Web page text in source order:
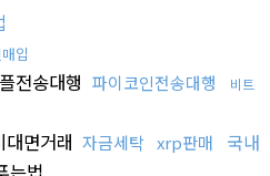
입
전송대행 파이코인전송대행
비트
대면거래 자금세탁 xrp판매
국내